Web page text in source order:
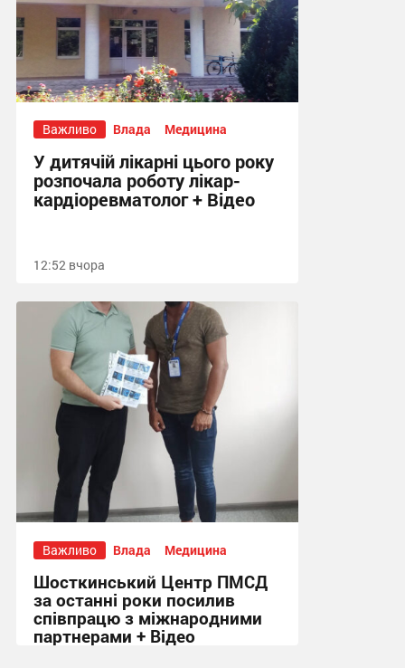
Важливо Влада Медицина
У дитячій лікарні цього року
розпочала роботу лікар-
кардіоревматолог + Відео
12:52 вчора
Важливо Влада Медицина
Шосткинський Центр ПМСД
за останні роки посилив
співпрацю з міжнародними
партнерами + Відео